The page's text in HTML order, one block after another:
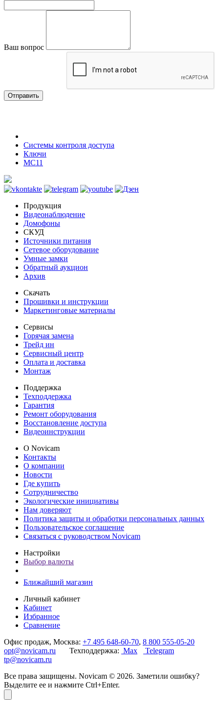
Ваш вопрос
Отправить
Системы контроля доступа
Ключи
MC11
Продукция
Видеонаблюдение
Домофоны
СКУД
Источники питания
Сетевое оборудование
Умные замки
Обратный аукцион
Архив
Скачать
Прошивки и инструкции
Маркетинговые материалы
Сервисы
Горячая замена
Трейд ин
Сервисный центр
Оплата и доставка
Монтаж
Поддержка
Техподдержка
Гарантия
Ремонт оборудования
Восстановление доступа
Видеоинструкции
О Novicam
Контакты
О компании
Новости
Где купить
Сотрудничество
Экологические инициативы
Нам доверяют
Политика защиты и обработки персональных данных
Пользовательское соглашение
Связаться с руководством Novicam
Настройки
Выбор валюты
Ближайший магазин
Личный кабинет
Кабинет
Избранное
Сравнение
Офис продаж, Москва: +7 495 648-60-70, 8 800 555-05-20
opt@novicam.ru Техподдержка: Max
Telegram
tp@novicam.ru
Все права защищены. Novicam © 2026. Заметили ошибку?
Выделите ее и нажмите Ctrl+Enter.